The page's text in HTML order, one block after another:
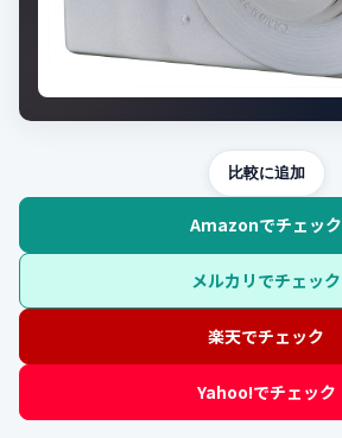
比較に追加
Amazonでチェック
メルカリでチェック
楽天でチェック
Yahoo!でチェック